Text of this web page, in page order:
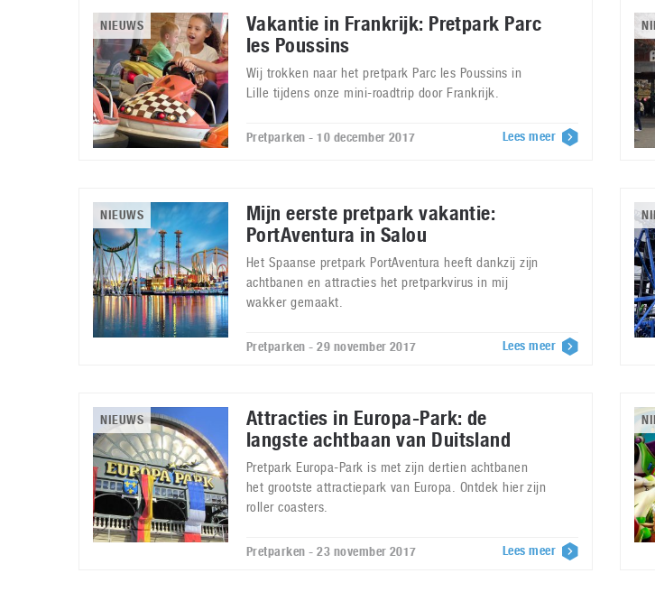
NIEUWS
Vakantie in Frankrijk: Pretpark Parc
les Poussins
Wij trokken naar het pretpark Parc les Poussins in
Lille tijdens onze mini-roadtrip door Frankrijk.
Pretparken - 10 december 2017 Lees meer
NIEUWS
Mijn eerste pretpark vakantie:
PortAventura in Salou
Het Spaanse pretpark PortAventura heeft dankzij zijn
achtbanen en attracties het pretparkvirus in mij
wakker gemaakt.
Pretparken - 29 november 2017 Lees meer
NIEUWS
Attracties in Europa-Park: de
langste achtbaan van Duitsland
Pretpark Europa-Park is met zijn dertien achtbanen
het grootste attractiepark van Europa. Ontdek hier zijn
roller coasters.
Pretparken - 23 november 2017 Lees meer